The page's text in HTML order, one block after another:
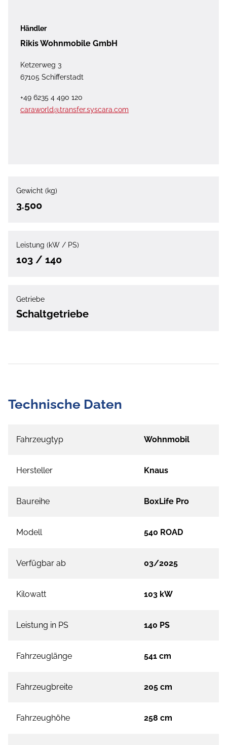
Händler
Rikis Wohnmobile GmbH
Ketzerweg 3
67105 Schifferstadt
+49 6235 4 490 120
caraworld@transfer.syscara.com
Gewicht (kg)
3.500
Leistung (kW / PS)
103 / 140
Getriebe
Schaltgetriebe
Technische Daten
Fahrzeugtyp Wohnmobil
Hersteller Knaus
Baureihe BoxLife Pro
Modell 540 ROAD
Verfügbar ab 03/2025
Kilowatt 103 kW
Leistung in PS 140 PS
Fahrzeuglänge 541 cm
Fahrzeugbreite 205 cm
Fahrzeughöhe 258 cm